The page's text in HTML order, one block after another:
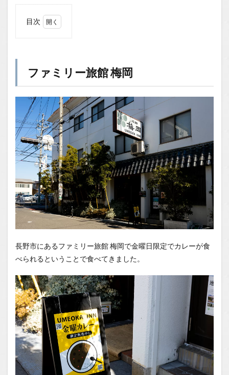
目次
館
1.1
場所
1.2
You
Tube
ファミリー旅館 梅岡
長野市にあるファミリー旅館 梅岡で金曜日限定でカレーが食
べられるということで食べてきました。